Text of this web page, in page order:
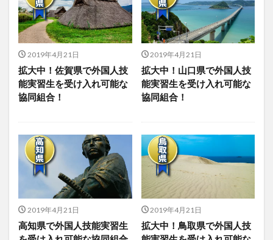
2019年4月21日
拡大中！佐賀県で外国人技
能実習生を受け入れ可能な
協同組合！
2019年4月21日
拡大中！山口県で外国人技
能実習生を受け入れ可能な
協同組合！
2019年4月21日
高知県で外国人技能実習生
2019年4月21日
拡大中！鳥取県で外国人技